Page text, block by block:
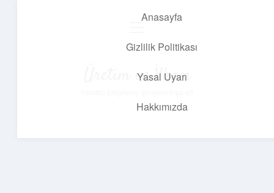
Anasayfa
Gizlilik Politikası
Yasal Uyarı
Hakkımızda
Üretim ve İlham